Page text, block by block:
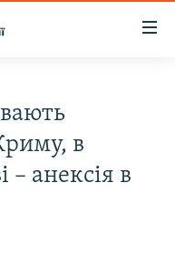
в
анексія в